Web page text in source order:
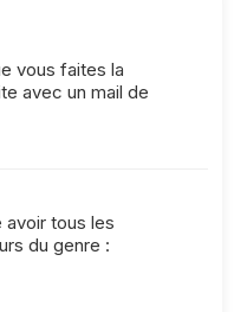
vous faites la
avec un mail de
tous les
du genre :